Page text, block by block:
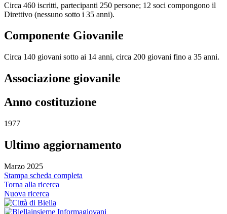
Circa 460 iscritti, partecipanti 250 persone; 12 soci compongono il
Direttivo (nessuno sotto i 35 anni).
Componente Giovanile
Circa 140 giovani sotto ai 14 anni, circa 200 giovani fino a 35 anni.
Associazione giovanile
Anno costituzione
1977
Ultimo aggiornamento
Marzo 2025
Stampa scheda completa
Torna alla ricerca
Nuova ricerca